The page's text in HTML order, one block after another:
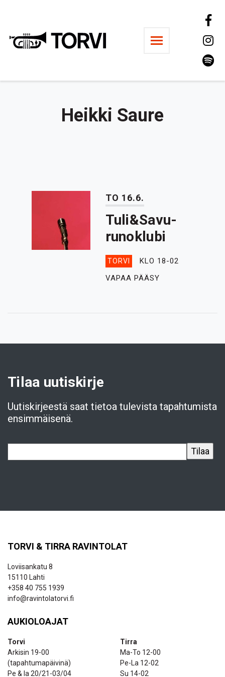
Ravintola Torvi
Heikki Saure
TO 16.6.
Tuli&Savu-
runoklubi
TORVI
KLO 18-02
VAPAA PÄÄSY
Tilaa uutiskirje
Uutiskirjeestä saat tietoa tulevista tapahtumista
ensimmäisenä.
TORVI & TIRRA RAVINTOLAT
Loviisankatu 8
15110 Lahti
+358 40 755 1939
info@ravintolatorvi.fi
AUKIOLOAJAT
Torvi
Arkisin 19-00
(tapahtumapäivinä)
Pe & la 20/21-03/04
Tirra
Ma-To 12-00
Pe-La 12-02
Su 14-02